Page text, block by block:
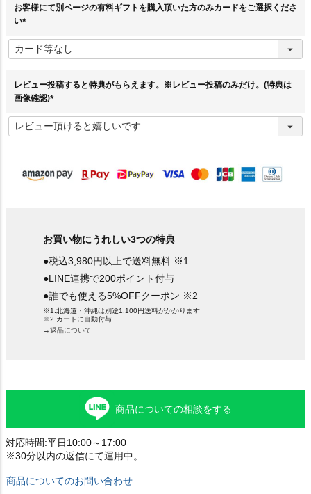
お客様にて別ページの有料ギフトを購入頂いた方のみカードをご選択くださ
い
必
須
レビュー投稿すると特典がもらえます。※レビュー投稿のみだけ。(特典は
画像確認)
必
須
お買い物にうれしい3つの特典
●税込3,980円以上で送料無料 ※1
●LINE連携で200ポイント付与
●誰でも使える5%OFFクーポン ※2
※1.北海道・沖縄は別途1,100円送料がかかります
※2.カートに自動付与
→返品について
商品についての相談をする
対応時間:平日10:00～17:00
※30分以内の返信にて運用中。
商品についてのお問い合わせ